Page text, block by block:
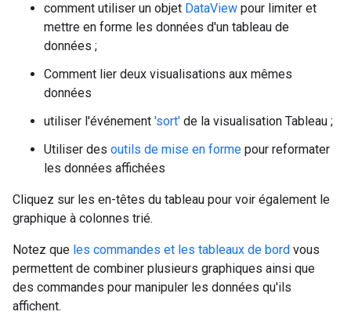
comment utiliser un objet DataView pour limiter et
mettre en forme les données d'un tableau de
données ;
Comment lier deux visualisations aux mêmes
données
utiliser l'événement 'sort' de la visualisation Tableau ;
Utiliser des outils de mise en forme pour reformater
les données affichées
Cliquez sur les en-têtes du tableau pour voir également le
graphique à colonnes trié.
Notez que les commandes et les tableaux de bord vous
permettent de combiner plusieurs graphiques ainsi que
des commandes pour manipuler les données qu'ils
affichent.